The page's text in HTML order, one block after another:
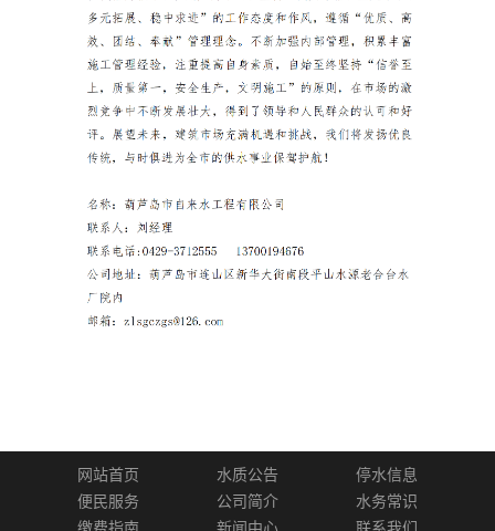
网站首页 水质公告
停水信息
便民服务
公司简介
水务常识